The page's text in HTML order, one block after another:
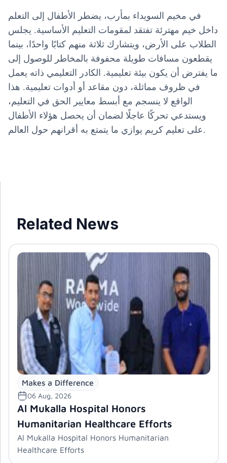
في مخيم السويداء بمأرب، يضطر الأطفال إلى التعلم
داخل خيم مهترئة تفتقد لمقومات التعليم الأساسية. يجلس
الطلاب على الأرض، ويتشارك ثلاثة منهم كتابًا واحدًا، بينما
يقطعون مسافات طويلة محفوفة بالمخاطر للوصول إلى
ما يفترض أن يكون بيئة تعليمية. الكادر التعليمي ذاته يعمل
في ظروف مماثلة، دون مقاعد أو أدوات تعليمية. هذا
الواقع لا ينسجم مع أبسط معايير الحق في التعليم،
ويستدعي تحركًا عاجلًا لضمان أن يحصل هؤلاء الأطفال
على تعليم كريم يوازي ما يتمتع به أقرانهم حول العالم.
Related News
Makes a Difference
06 Aug, 2026
Al Mukalla Hospital Honors
Humanitarian Healthcare Efforts
Al Mukalla Hospital Honors Humanitarian
Healthcare Efforts